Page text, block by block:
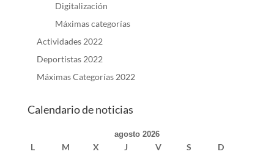
Digitalización
Máximas categorías
Actividades 2022
Deportistas 2022
Máximas Categorías 2022
Calendario de noticias
agosto 2026
L M X J V S D